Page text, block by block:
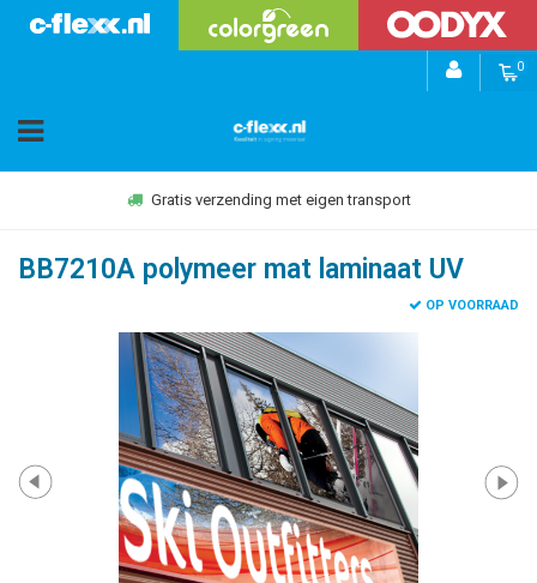
0
Gratis verzending met eigen transport
BB7210A polymeer mat laminaat UV
OP VOORRAAD